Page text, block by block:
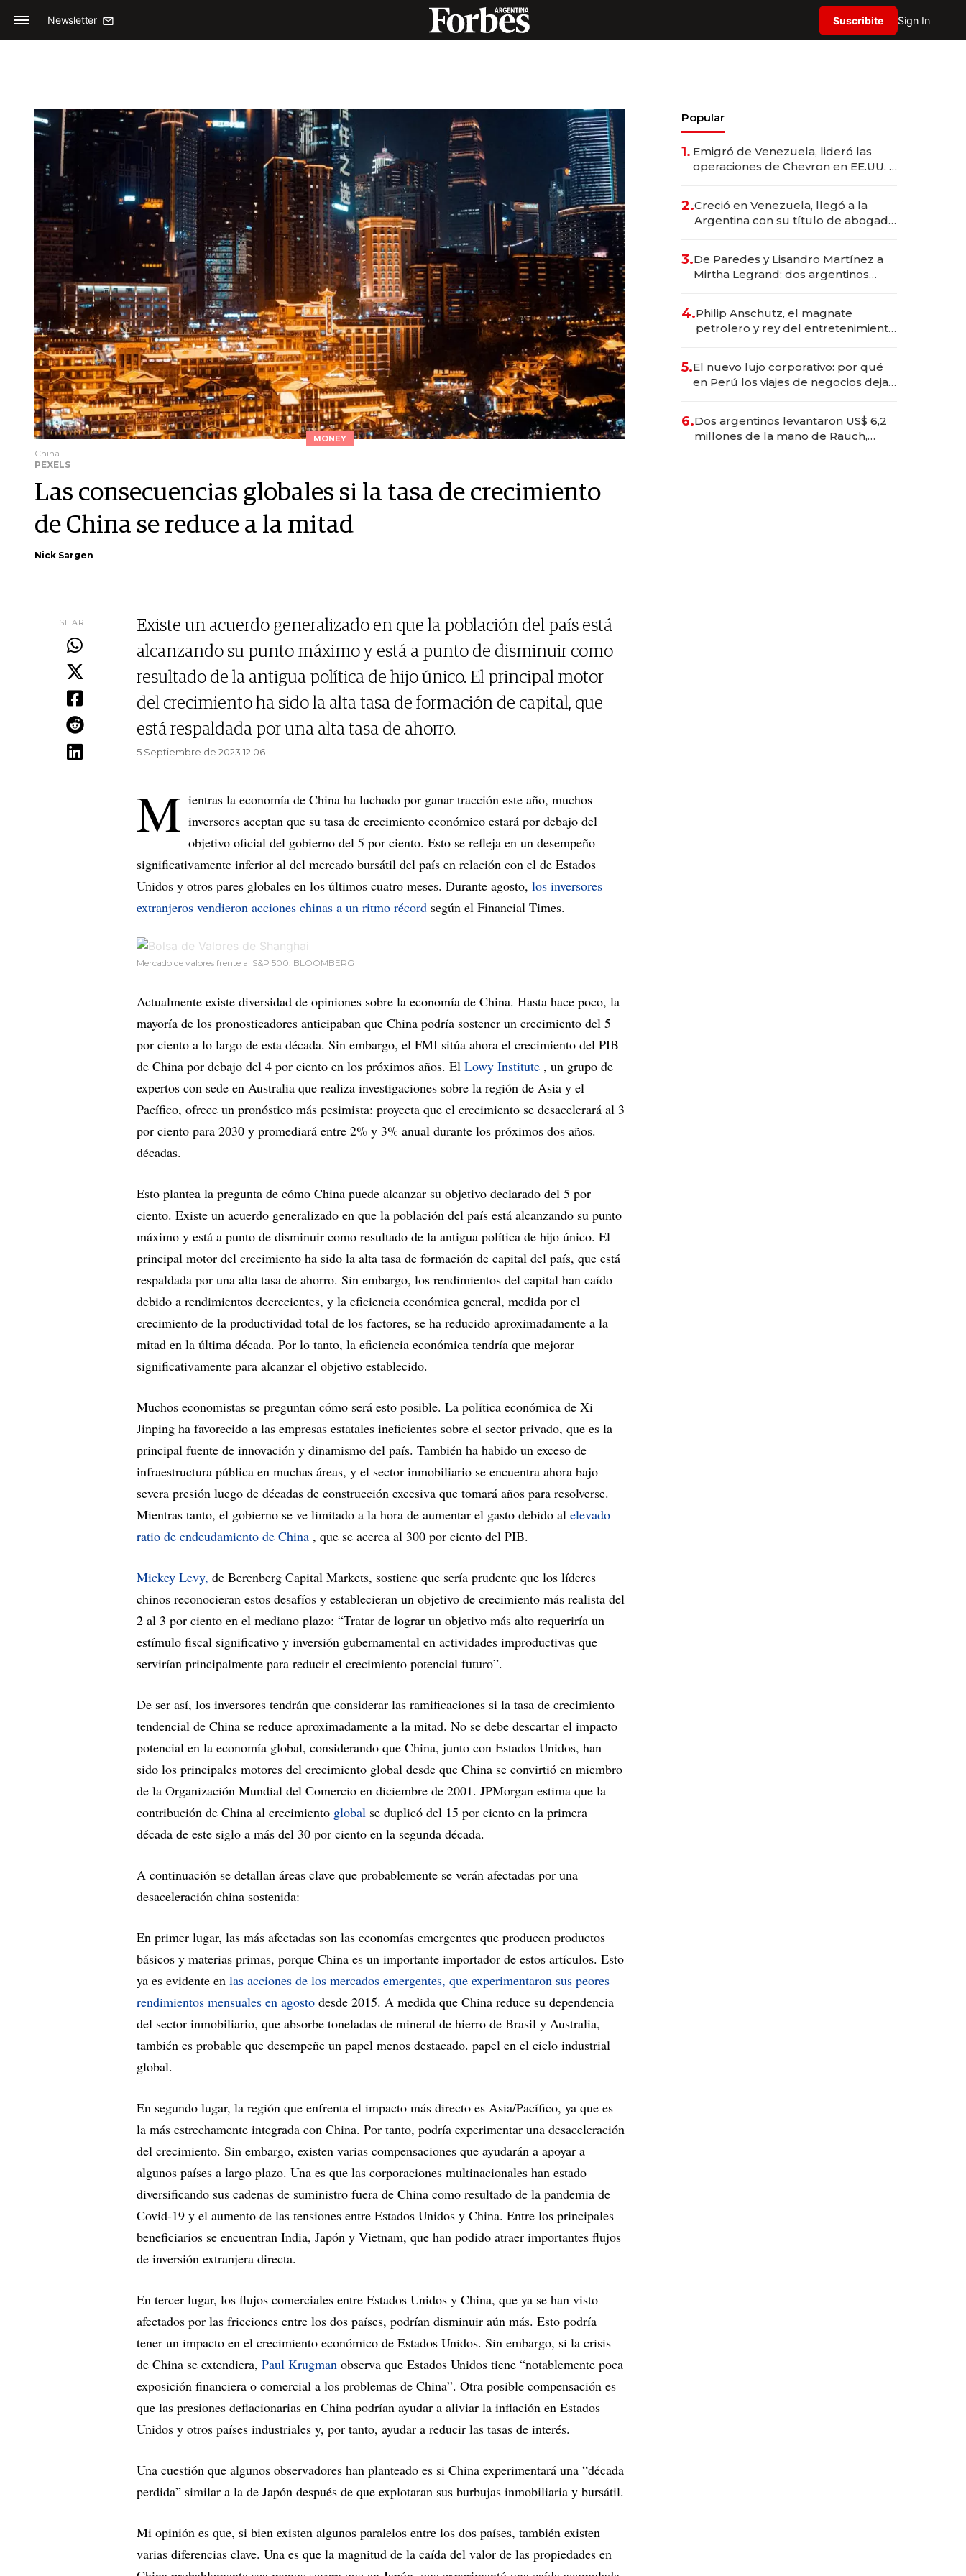
Newsletter Suscribite Sign In
MONEY
China
PEXELS
Las consecuencias globales si la tasa de crecimiento
de China se reduce a la mitad
Nick Sargen
SHARE
Existe un acuerdo generalizado en que la población del país está
alcanzando su punto máximo y está a punto de disminuir como
resultado de la antigua política de hijo único. El principal motor
del crecimiento ha sido la alta tasa de formación de capital, que
está respaldada por una alta tasa de ahorro.
5 Septiembre de 2023 12.06
M ientras la economía de China ha luchado por ganar tracción este año, muchos
inversores aceptan que su tasa de crecimiento económico estará por debajo del
objetivo oficial del gobierno del 5 por ciento. Esto se refleja en un desempeño
significativamente inferior al del mercado bursátil del país en relación con el de Estados
Unidos y otros pares globales en los últimos cuatro meses. Durante agosto, los inversores
extranjeros vendieron acciones chinas a un ritmo récord según el Financial Times.
Mercado de valores frente al S&P 500. BLOOMBERG
Actualmente existe diversidad de opiniones sobre la economía de China. Hasta hace poco, la
mayoría de los pronosticadores anticipaban que China podría sostener un crecimiento del 5
por ciento a lo largo de esta década. Sin embargo, el FMI sitúa ahora el crecimiento del PIB
de China por debajo del 4 por ciento en los próximos años. El Lowy Institute , un grupo de
expertos con sede en Australia que realiza investigaciones sobre la región de Asia y el
Pacífico, ofrece un pronóstico más pesimista: proyecta que el crecimiento se desacelerará al 3
por ciento para 2030 y promediará entre 2% y 3% anual durante los próximos dos años.
décadas.
Esto plantea la pregunta de cómo China puede alcanzar su objetivo declarado del 5 por
ciento. Existe un acuerdo generalizado en que la población del país está alcanzando su punto
máximo y está a punto de disminuir como resultado de la antigua política de hijo único. El
principal motor del crecimiento ha sido la alta tasa de formación de capital del país, que está
respaldada por una alta tasa de ahorro. Sin embargo, los rendimientos del capital han caído
debido a rendimientos decrecientes, y la eficiencia económica general, medida por el
crecimiento de la productividad total de los factores, se ha reducido aproximadamente a la
mitad en la última década. Por lo tanto, la eficiencia económica tendría que mejorar
significativamente para alcanzar el objetivo establecido.
Muchos economistas se preguntan cómo será esto posible. La política económica de Xi
Jinping ha favorecido a las empresas estatales ineficientes sobre el sector privado, que es la
principal fuente de innovación y dinamismo del país. También ha habido un exceso de
infraestructura pública en muchas áreas, y el sector inmobiliario se encuentra ahora bajo
severa presión luego de décadas de construcción excesiva que tomará años para resolverse.
Mientras tanto, el gobierno se ve limitado a la hora de aumentar el gasto debido al elevado
ratio de endeudamiento de China , que se acerca al 300 por ciento del PIB.
Mickey Levy, de Berenberg Capital Markets, sostiene que sería prudente que los líderes
chinos reconocieran estos desafíos y establecieran un objetivo de crecimiento más realista del
2 al 3 por ciento en el mediano plazo: “Tratar de lograr un objetivo más alto requeriría un
estímulo fiscal significativo y inversión gubernamental en actividades improductivas que
servirían principalmente para reducir el crecimiento potencial futuro”.
De ser así, los inversores tendrán que considerar las ramificaciones si la tasa de crecimiento
tendencial de China se reduce aproximadamente a la mitad. No se debe descartar el impacto
potencial en la economía global, considerando que China, junto con Estados Unidos, han
sido los principales motores del crecimiento global desde que China se convirtió en miembro
de la Organización Mundial del Comercio en diciembre de 2001. JPMorgan estima que la
contribución de China al crecimiento global se duplicó del 15 por ciento en la primera
década de este siglo a más del 30 por ciento en la segunda década.
A continuación se detallan áreas clave que probablemente se verán afectadas por una
desaceleración china sostenida:
En primer lugar, las más afectadas son las economías emergentes que producen productos
básicos y materias primas, porque China es un importante importador de estos artículos. Esto
ya es evidente en las acciones de los mercados emergentes, que experimentaron sus peores
rendimientos mensuales en agosto desde 2015. A medida que China reduce su dependencia
del sector inmobiliario, que absorbe toneladas de mineral de hierro de Brasil y Australia,
también es probable que desempeñe un papel menos destacado. papel en el ciclo industrial
global.
En segundo lugar, la región que enfrenta el impacto más directo es Asia/Pacífico, ya que es
la más estrechamente integrada con China. Por tanto, podría experimentar una desaceleración
del crecimiento. Sin embargo, existen varias compensaciones que ayudarán a apoyar a
algunos países a largo plazo. Una es que las corporaciones multinacionales han estado
diversificando sus cadenas de suministro fuera de China como resultado de la pandemia de
Covid-19 y el aumento de las tensiones entre Estados Unidos y China. Entre los principales
beneficiarios se encuentran India, Japón y Vietnam, que han podido atraer importantes flujos
de inversión extranjera directa.
En tercer lugar, los flujos comerciales entre Estados Unidos y China, que ya se han visto
afectados por las fricciones entre los dos países, podrían disminuir aún más. Esto podría
tener un impacto en el crecimiento económico de Estados Unidos. Sin embargo, si la crisis
de China se extendiera, Paul Krugman observa que Estados Unidos tiene “notablemente poca
exposición financiera o comercial a los problemas de China”. Otra posible compensación es
que las presiones deflacionarias en China podrían ayudar a aliviar la inflación en Estados
Unidos y otros países industriales y, por tanto, ayudar a reducir las tasas de interés.
Una cuestión que algunos observadores han planteado es si China experimentará una “década
perdida” similar a la de Japón después de que explotaran sus burbujas inmobiliaria y bursátil.
Mi opinión es que, si bien existen algunos paralelos entre los dos países, también existen
varias diferencias clave. Una es que la magnitud de la caída del valor de las propiedades en
Popular
1. Emigró de Venezuela, lideró las
operaciones de Chevron en EE.UU. y
2.Creció en Venezuela, llegó a la
Argentina con su título de abogado
marcas "fast premium"
3.De Paredes y Lisandro Martínez a
Mirtha Legrand: dos argentinos
4.Philip Anschutz, el magnate
petrolero y rey del entretenimiento
5.El nuevo lujo corporativo: por qué
en Perú los viajes de negocios dejan
en experiencias transformadoras
6.Dos argentinos levantaron US$ 6,2
millones de la mano de Rauch,